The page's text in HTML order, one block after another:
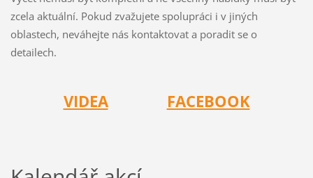
zcela aktuální. Pokud zvažujete spolupráci i v jiných
oblastech, neváhejte nás kontaktovat a poradit se o
detailech.
VIDEA FACEBOOK